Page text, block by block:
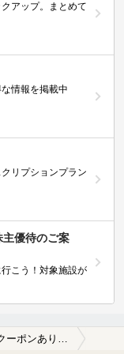
アップ。まとめて
情報を掲載中
リプションプラン
主優待のご案
こう！対象施設が
【クーポンあり】水風呂が楽しめる桜本町駅近くの温泉、日帰り温泉、スーパー銭湯おすすめ